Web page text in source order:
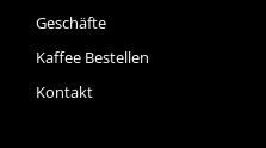
Geschäfte
Kaffee Bestellen
Kontakt